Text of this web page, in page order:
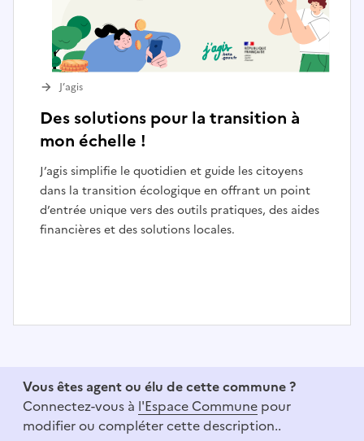
Des solutions pour la transition à
mon échelle !
J’agis simplifie le quotidien et guide les citoyens
dans la transition écologique en offrant un point
d’entrée unique vers des outils pratiques, des aides
financières et des solutions locales.
J’agis
Vous êtes agent ou élu de cette commune ?
Connectez-vous à l'Espace Commune pour
modifier ou compléter cette description..